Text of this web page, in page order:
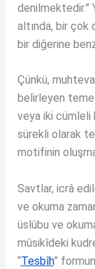
denilmektedir.”
altında, bir çok
bir diğerine
Çünkü,
belirleyen
veya iki cümleli
sürekli olarak
motifinin
Savtlar, icrâ
ve okuma
üslûbu ve
mûsikîdeki
“Tesbîh”